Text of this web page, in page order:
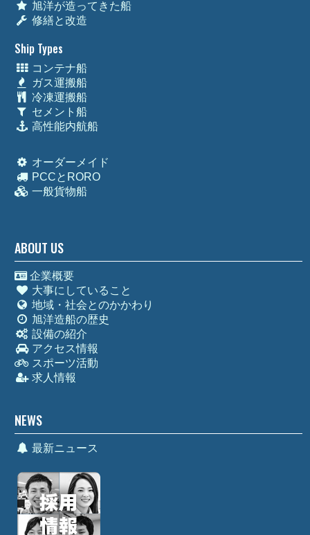
旭洋が造ってきた船
修繕と改造
Ship Types
コンテナ船
ガス運搬船
冷凍運搬船
セメント船
高性能内航船
オーダーメイド
PCCとRORO
一般貨物船
ABOUT US
企業概要
大事にしていること
地域・社会とのかかわり
旭洋造船の歴史
設備の紹介
アクセス情報
スポーツ活動
求人情報
NEWS
最新ニュース